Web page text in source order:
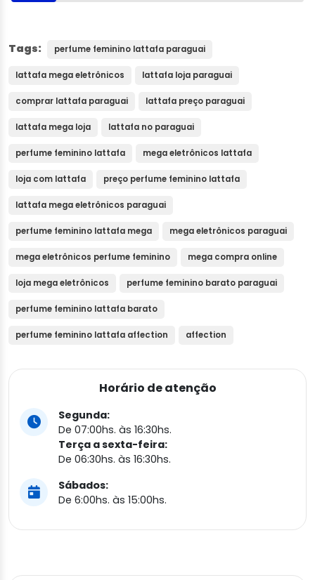
Tags: perfume feminino lattafa paraguai
lattafa mega eletrônicos lattafa loja paraguai
comprar lattafa paraguai lattafa preço paraguai
lattafa mega loja lattafa no paraguai
perfume feminino lattafa mega eletrônicos lattafa
loja com lattafa preço perfume feminino lattafa
lattafa mega eletrônicos paraguai
perfume feminino lattafa mega mega eletrônicos paraguai
mega eletrônicos perfume feminino mega compra online
loja mega eletrônicos perfume feminino barato paraguai
perfume feminino lattafa barato
perfume feminino lattafa affection affection
Horário de atenção
Segunda:
De 07:00hs. às 16:30hs.
Terça a sexta-feira:
De 06:30hs. às 16:30hs.
Sábados:
De 6:00hs. às 15:00hs.